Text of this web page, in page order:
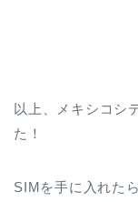
以上、メキシコシ
た！
SIMを手に入れた